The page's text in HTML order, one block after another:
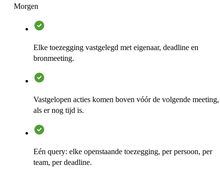
Morgen
Elke toezegging vastgelegd met eigenaar, deadline en
bronmeeting.
Vastgelopen acties komen boven vóór de volgende meeting,
als er nog tijd is.
Eén query: elke openstaande toezegging, per persoon, per
team, per deadline.